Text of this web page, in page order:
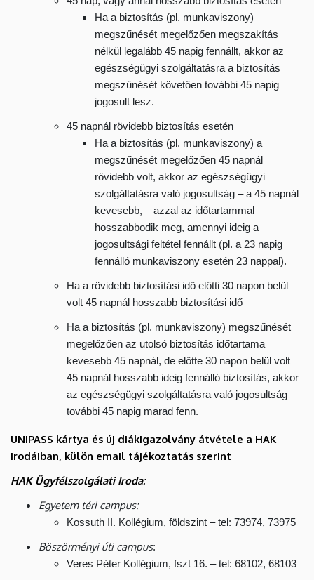
Ha a biztosítás (pl. munkaviszony)
megszűnését megelőzően megszakítás
nélkül legalább 45 napig fennállt, akkor az
egészségügyi szolgáltatásra a biztosítás
megszűnését követően további 45 napig
jogosult lesz.
45 napnál rövidebb biztosítás esetén
Ha a biztosítás (pl. munkaviszony) a
megszűnését megelőzően 45 napnál
rövidebb volt, akkor az egészségügyi
szolgáltatásra való jogosultság – a 45 napnál
kevesebb, – azzal az időtartammal
hosszabbodik meg, amennyi ideig a
jogosultsági feltétel fennállt (pl. a 23 napig
fennálló munkaviszony esetén 23 nappal).
Ha a rövidebb biztosítási idő előtti 30 napon belül
volt 45 napnál hosszabb biztosítási idő
Ha a biztosítás (pl. munkaviszony) megszűnését
megelőzően az utolsó biztosítás időtartama
kevesebb 45 napnál, de előtte 30 napon belül volt
45 napnál hosszabb ideig fennálló biztosítás, akkor
az egészségügyi szolgáltatásra való jogosultság
további 45 napig marad fenn.
UNIPASS kártya és új diákigazolvány átvétele a HAK
irodáiban, külön email tájékoztatás szerint
HAK Ügyfélszolgálati Iroda:
Egyetem téri campus:
Kossuth II. Kollégium, földszint – tel: 73974, 73975
Böszörményi úti campus:
Veres Péter Kollégium, fszt 16. – tel: 68102, 68103